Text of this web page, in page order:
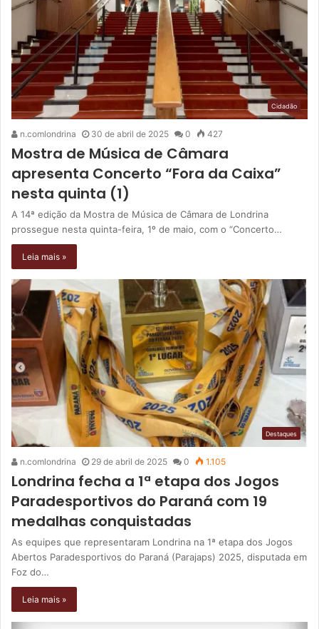
Cidadão
n.comlondrina 30 de abril de 2025 0 427
Mostra de Música de Câmara
apresenta Concerto “Fora da Caixa”
nesta quinta (1)
A 14ª edição da Mostra de Música de Câmara de Londrina
prossegue nesta quinta-feira, 1º de maio, com o “Concerto…
Leia mais »
Destaques
n.comlondrina 29 de abril de 2025 0 1.105
Londrina fecha a 1ª etapa dos Jogos
Paradesportivos do Paraná com 19
medalhas conquistadas
As equipes que representaram Londrina na 1ª etapa dos Jogos
Abertos Paradesportivos do Paraná (Parajaps) 2025, disputada em
Foz do…
Leia mais »